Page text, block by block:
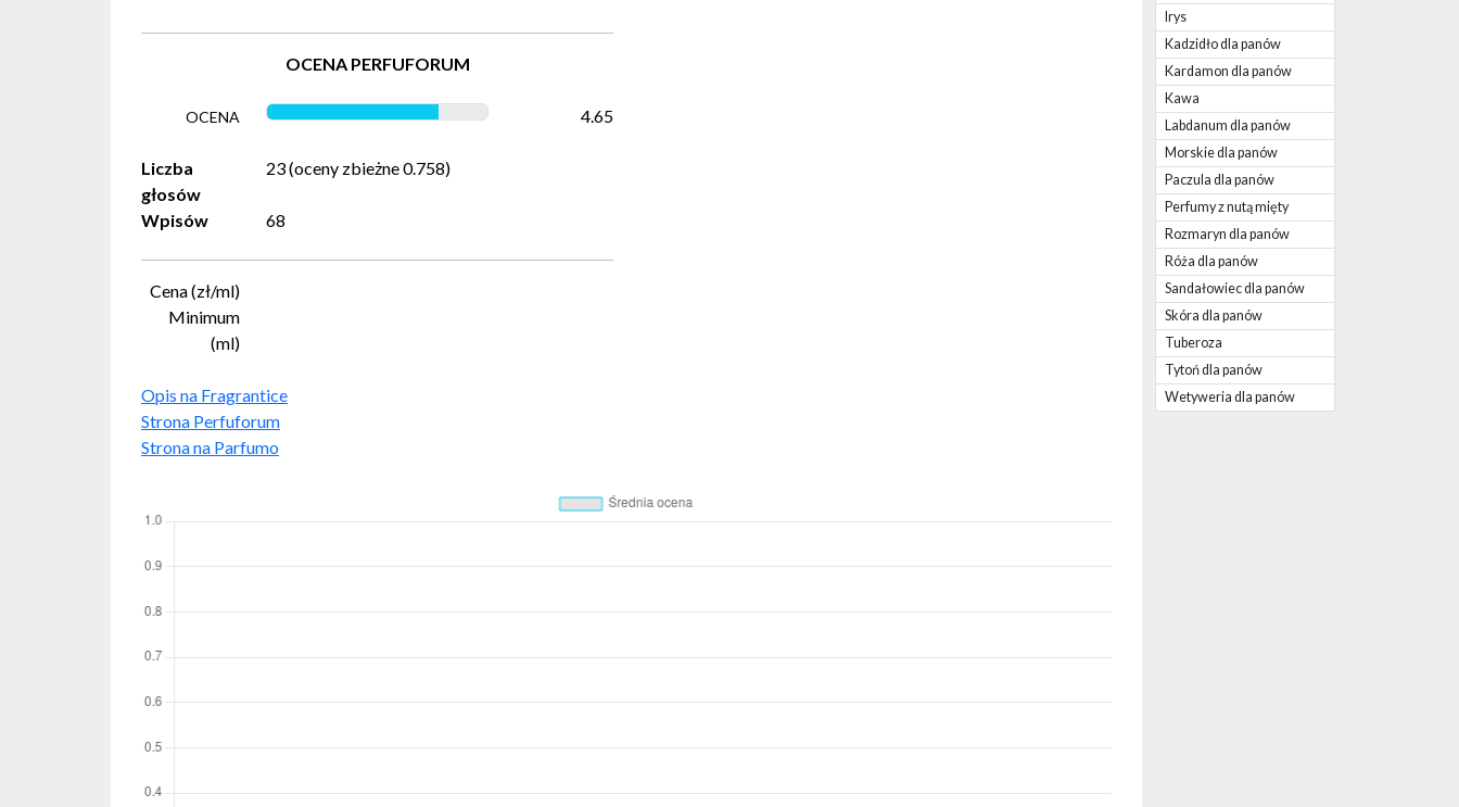
OCENA PERFUFORUM
OCENA 4.65
Liczba
głosów
23 (oceny zbieżne 0.758)
Wpisów 68
Cena (zł/ml)
Minimum
(ml)
Opis na Fragrantice
Strona Perfuforum
Strona na Parfumo
Irys
Kadzidło dla panów
Kardamon dla panów
Kawa
Labdanum dla panów
Morskie dla panów
Paczula dla panów
Perfumy z nutą mięty
Rozmaryn dla panów
Róża dla panów
Sandałowiec dla panów
Skóra dla panów
Tuberoza
Tytoń dla panów
Wetyweria dla panów